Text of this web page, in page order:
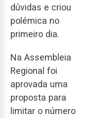
dúvidas e criou
polémica no
primeiro dia.
Na Assembleia
Regional foi
aprovada uma
proposta para
limitar o número